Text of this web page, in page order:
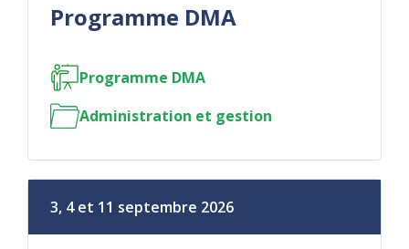
Programme DMA
Programme DMA
Administration et gestion
3, 4 et 11 septembre 2026